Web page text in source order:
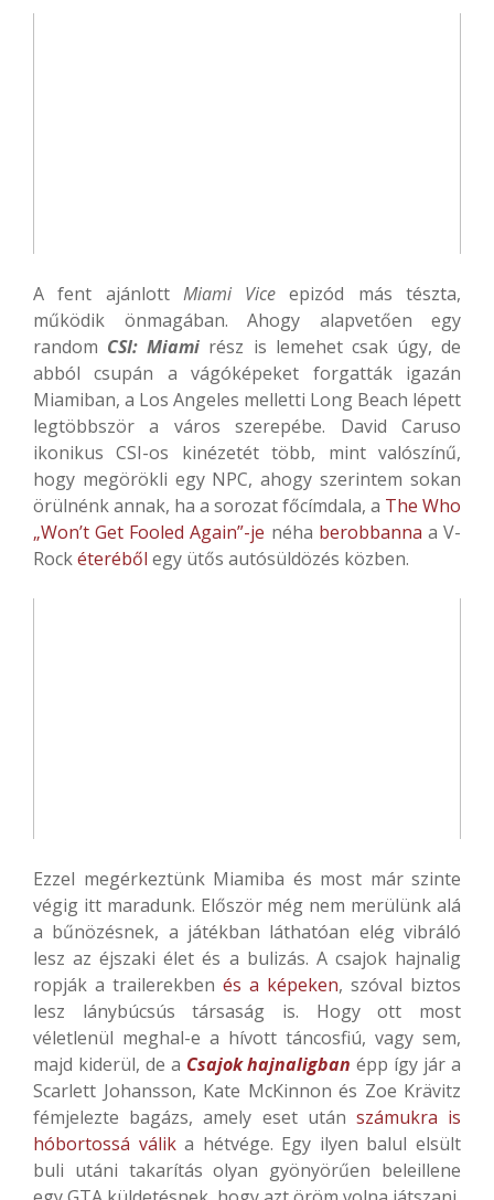
A fent ajánlott Miami Vice epizód más tészta,
működik önmagában. Ahogy alapvetően egy
random CSI: Miami rész is lemehet csak úgy, de
abból csupán a vágóképeket forgatták igazán
Miamiban, a Los Angeles melletti Long Beach lépett
legtöbbször a város szerepébe. David Caruso
ikonikus CSI-os kinézetét több, mint valószínű,
hogy megörökli egy NPC, ahogy szerintem sokan
örülnénk annak, ha a sorozat főcímdala, a The Who
„Won’t Get Fooled Again”-je néha berobbanna a V-
Rockéteréből egy ütős autósüldözés közben.
Ezzel megérkeztünk Miamiba és most már szinte
végig itt maradunk. Először még nem merülünk alá
a bűnözésnek, a játékban láthatóan elég vibráló
lesz az éjszaki élet és a bulizás. A csajok hajnalig
ropják a trailerekben és a képeken, szóval biztos
lesz lánybúcsús társaság is. Hogy ott most
véletlenül meghal-e a hívott táncosfiú, vagy sem,
majd kiderül, de a Csajok hajnaligban épp így jár a
Scarlett Johansson, Kate McKinnon és Zoe Krävitz
fémjelezte bagázs, amely eset után számukra is
hóbortossá válika hétvége. Egy ilyen balul elsült
buli utáni takarítás olyan gyönyörűen beleillene